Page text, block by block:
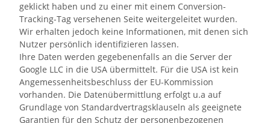
geklickt haben und zu einer mit einem Conversion-
Tracking-Tag versehenen Seite weitergeleitet wurden.
Wir erhalten jedoch keine Informationen, mit denen sich
Nutzer persönlich identifizieren lassen.
Ihre Daten werden gegebenenfalls an die Server der
Google LLC in die USA übermittelt. Für die USA ist kein
Angemessenheitsbeschluss der EU-Kommission
vorhanden. Die Datenübermittlung erfolgt u.a auf
Grundlage von Standardvertragsklauseln als geeignete
Garantien für den Schutz der personenbezogenen